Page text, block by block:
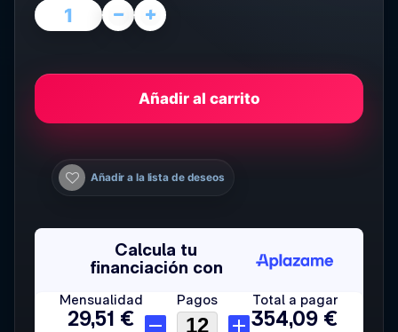
Añadir al carrito
Añadir a la lista de deseos